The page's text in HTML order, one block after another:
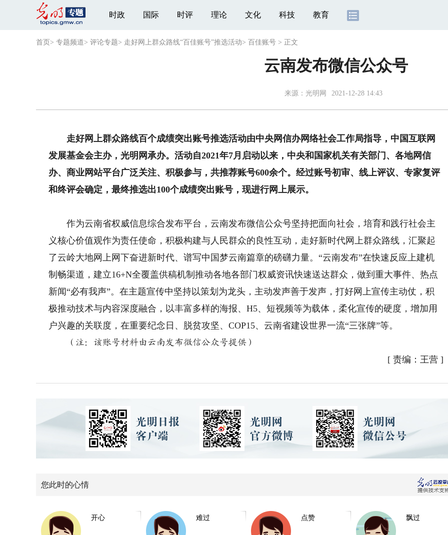
时政 国际 时评 理论 文化 科技 教育
首页 > 专题频道> 评论专题> 走好网上群众路线“百佳账号”推选活动> 百佳账号 > 正文
云南发布微信公众号
来源：光明网 2021-12-28 14:43
走好网上群众路线百个成绩突出账号推选活动由中央网信办网络社会工作局指导，中国互联网
发展基金会主办，光明网承办。活动自2021年7月启动以来，中央和国家机关有关部门、各地网信
办、商业网站平台广泛关注、积极参与，共推荐账号600余个。经过账号初审、线上评议、专家复评
和终评会确定，最终推选出100个成绩突出账号，现进行网上展示。
作为云南省权威信息综合发布平台，云南发布微信公众号坚持把面向社会，培育和践行社会主
义核心价值观作为责任使命，积极构建与人民群众的良性互动，走好新时代网上群众路线，汇聚起
了云岭大地网上网下奋进新时代、谱写中国梦云南篇章的磅礴力量。“云南发布”在快速反应上建机
制畅渠道，建立16+N全覆盖供稿机制推动各地各部门权威资讯快速送达群众，做到重大事件、热点
新闻“必有我声”。在主题宣传中坚持以策划为龙头，主动发声善于发声，打好网上宣传主动仗，积
极推动技术与内容深度融合，以丰富多样的海报、H5、短视频等为载体，柔化宣传的硬度，增加用
户兴趣的关联度，在重要纪念日、脱贫攻坚、COP15、云南省建设世界一流“三张牌”等。
（注：该账号材料由云南发布微信公众号提供）
[ 责编：王营]
您此时的心情
开心 难过 点赞 飘过